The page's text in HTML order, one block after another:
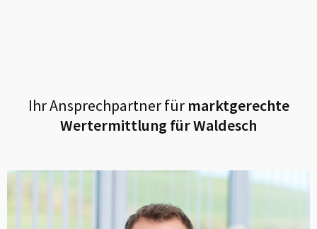
Ihr Ansprechpartner fürmarktgerechte
Wertermittlung fürWaldesch